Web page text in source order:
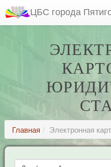
ЦБС города
Главная Электронная